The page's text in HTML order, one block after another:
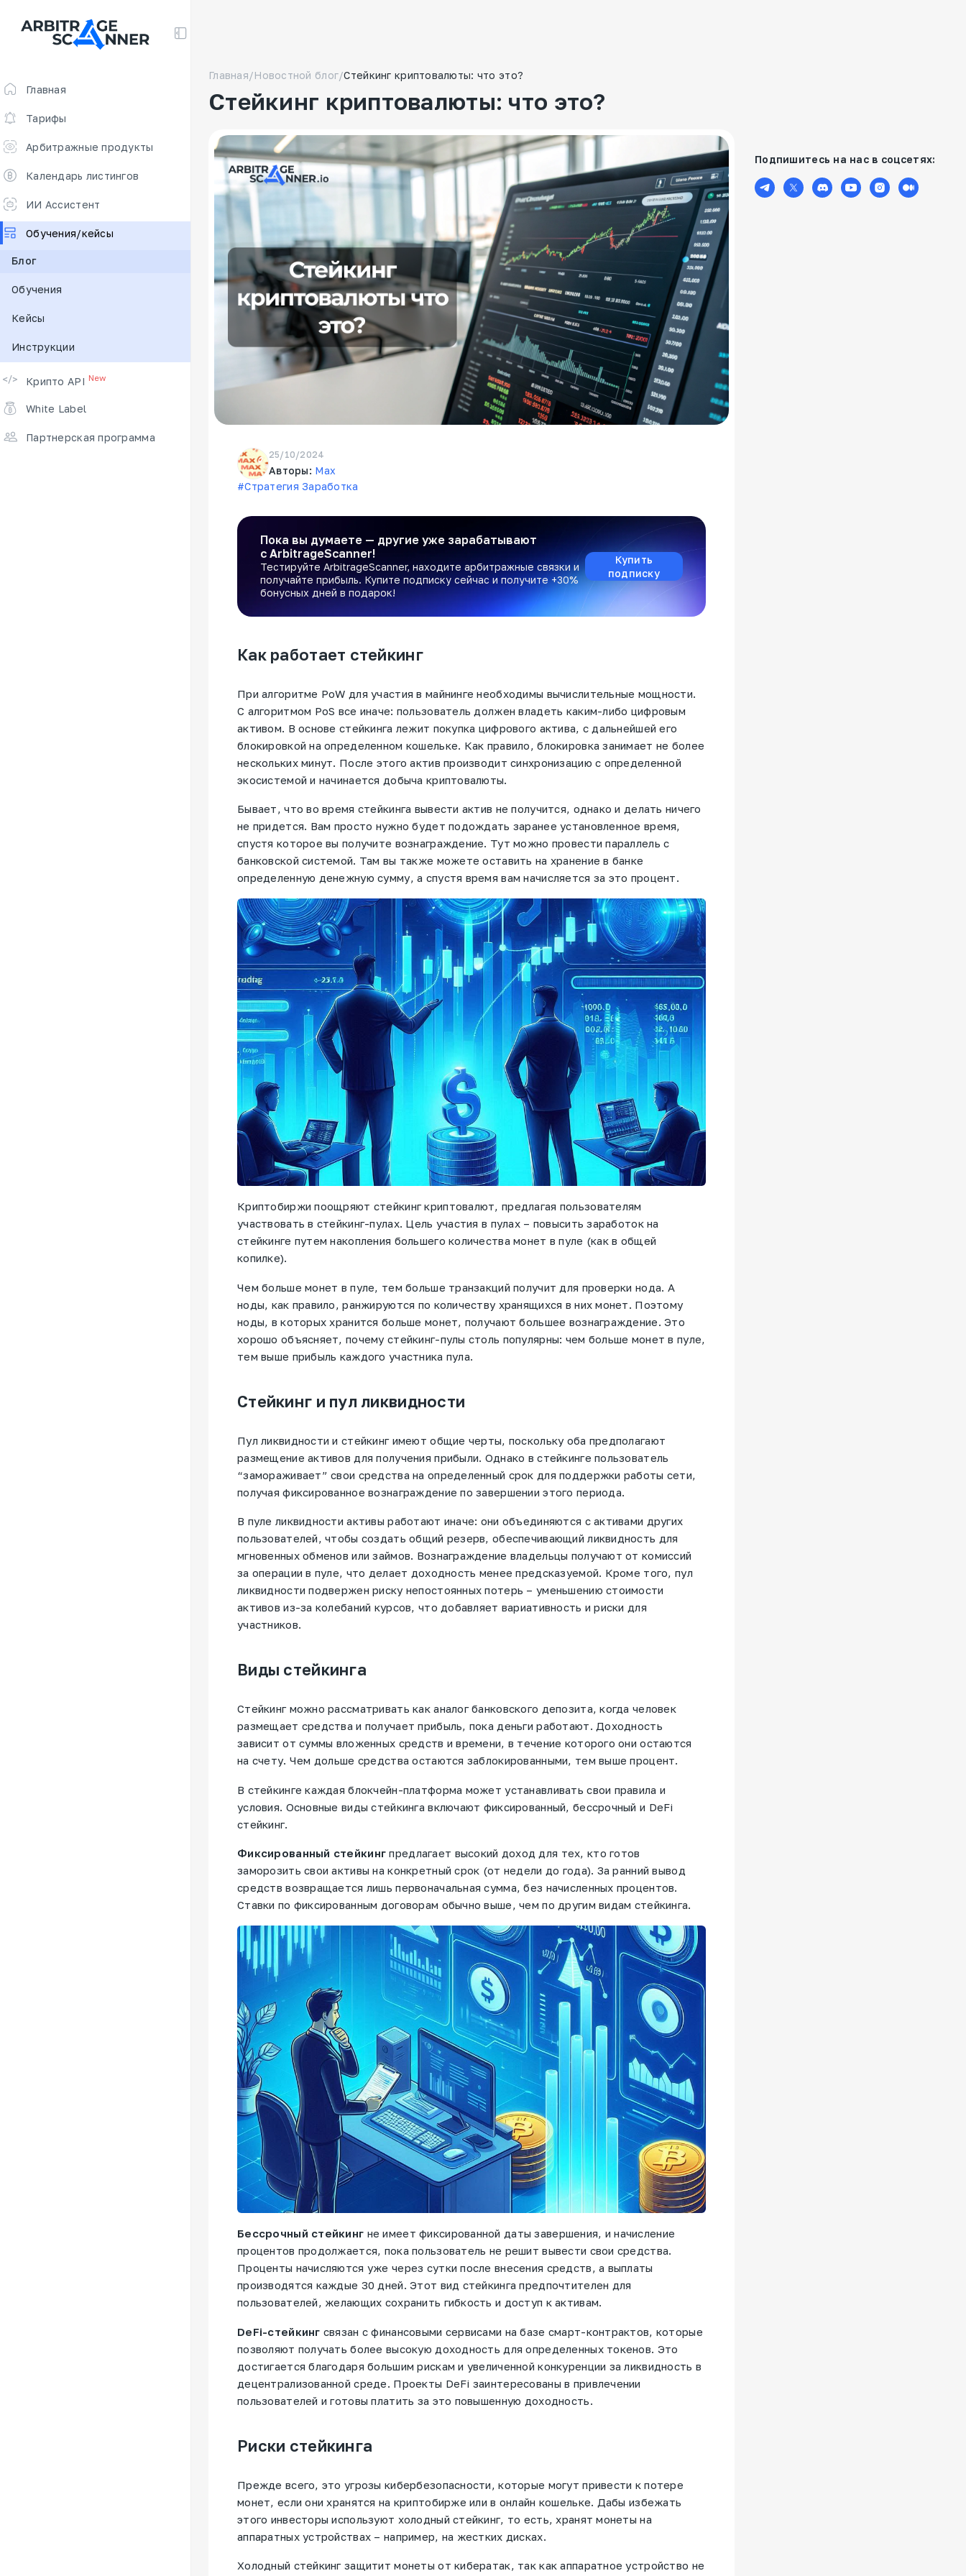
Главная
Тарифы
Арбитражные продукты
Скринер для арбитража
Арбитраж фьючерсов 🔥
Ставки финансирования
Сканер для арбитража
DEX scanner
Калькулятор спредов
Поддерживаемые биржи
Календарь листингов
ИИ Ассистент
Обучения/кейсы
Блог
Обучения
Кейсы
Инструкции
Крипто API New
White Label
Партнерская программа
Главная/Новостной блог/Стейкинг криптовалюты: что это?
Стейкинг криптовалюты: что это?
25/10/2024
Авторы: Max
#Стратегия Заработка
Пока вы думаете — другие уже зарабатывают
с ArbitrageScanner!
Тестируйте ArbitrageScanner, находите арбитражные связки и
получайте прибыль. Купите подписку сейчас и получите +30%
бонусных дней в подарок!
Купить
подписку
Как работает стейкинг
При алгоритме PoW для участия в майнинге необходимы вычислительные мощности.
С алгоритмом PoS все иначе: пользователь должен владеть каким-либо цифровым
активом. В основе стейкинга лежит покупка цифрового актива, с дальнейшей его
блокировкой на определенном кошельке. Как правило, блокировка занимает не более
нескольких минут. После этого актив производит синхронизацию с определенной
экосистемой и начинается добыча криптовалюты.
Бывает, что во время стейкинга вывести актив не получится, однако и делать ничего
не придется. Вам просто нужно будет подождать заранее установленное время,
спустя которое вы получите вознаграждение. Тут можно провести параллель с
банковской системой. Там вы также можете оставить на хранение в банке
определенную денежную сумму, а спустя время вам начисляется за это процент.
Криптобиржи поощряют стейкинг криптовалют, предлагая пользователям
участвовать в стейкинг-пулах. Цель участия в пулах – повысить заработок на
стейкинге путем накопления большего количества монет в пуле (как в общей
копилке).
Чем больше монет в пуле, тем больше транзакций получит для проверки нода. А
ноды, как правило, ранжируются по количеству хранящихся в них монет. Поэтому
ноды, в которых хранится больше монет, получают большее вознаграждение. Это
хорошо объясняет, почему стейкинг-пулы столь популярны: чем больше монет в пуле,
тем выше прибыль каждого участника пула.
Стейкинг и пул ликвидности
Пул ликвидности и стейкинг имеют общие черты, поскольку оба предполагают
размещение активов для получения прибыли. Однако в стейкинге пользователь
“замораживает” свои средства на определенный срок для поддержки работы сети,
получая фиксированное вознаграждение по завершении этого периода.
В пуле ликвидности активы работают иначе: они объединяются с активами других
пользователей, чтобы создать общий резерв, обеспечивающий ликвидность для
мгновенных обменов или займов. Вознаграждение владельцы получают от комиссий
за операции в пуле, что делает доходность менее предсказуемой. Кроме того, пул
ликвидности подвержен риску непостоянных потерь – уменьшению стоимости
активов из-за колебаний курсов, что добавляет вариативность и риски для
участников.
Виды стейкинга
Стейкинг можно рассматривать как аналог банковского депозита, когда человек
размещает средства и получает прибыль, пока деньги работают. Доходность
зависит от суммы вложенных средств и времени, в течение которого они остаются
на счету. Чем дольше средства остаются заблокированными, тем выше процент.
В стейкинге каждая блокчейн-платформа может устанавливать свои правила и
условия. Основные виды стейкинга включают фиксированный, бессрочный и DeFi
стейкинг.
Фиксированный стейкинг предлагает высокий доход для тех, кто готов
заморозить свои активы на конкретный срок (от недели до года). За ранний вывод
средств возвращается лишь первоначальная сумма, без начисленных процентов.
Ставки по фиксированным договорам обычно выше, чем по другим видам стейкинга.
Бессрочный стейкинг не имеет фиксированной даты завершения, и начисление
процентов продолжается, пока пользователь не решит вывести свои средства.
Проценты начисляются уже через сутки после внесения средств, а выплаты
производятся каждые 30 дней. Этот вид стейкинга предпочтителен для
пользователей, желающих сохранить гибкость и доступ к активам.
DeFi-стейкинг связан с финансовыми сервисами на базе смарт-контрактов, которые
позволяют получать более высокую доходность для определенных токенов. Это
достигается благодаря большим рискам и увеличенной конкуренции за ликвидность в
децентрализованной среде. Проекты DeFi заинтересованы в привлечении
пользователей и готовы платить за это повышенную доходность.
Риски стейкинга
Прежде всего, это угрозы кибербезопасности, которые могут привести к потере
монет, если они хранятся на криптобирже или в онлайн кошельке. Дабы избежать
этого инвесторы используют холодный стейкинг, то есть, хранят монеты на
аппаратных устройствах – например, на жестких дисках.
Холодный стейкинг защитит монеты от кибератак, так как аппаратное устройство не
Подпишитесь на нас в соцсетях: